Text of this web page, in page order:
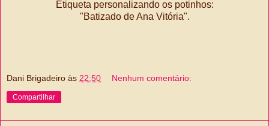
Etiqueta personalizando os potinhos:
"Batizado de Ana Vitória".
Dani Brigadeiro às 22:50 Nenhum comentário:
Compartilhar